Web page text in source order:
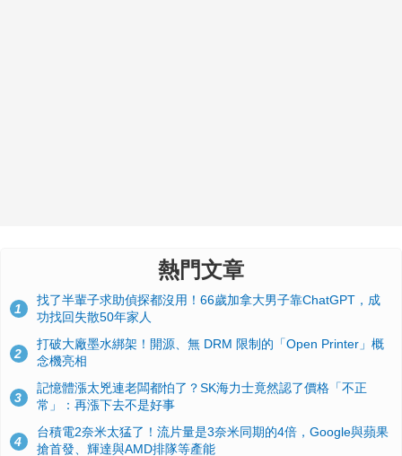
熱門文章
1
找了半輩子求助偵探都沒用！66歲加拿大男子靠ChatGPT，成
功找回失散50年家人
2
打破大廠墨水綁架！開源、無 DRM 限制的「Open Printer」概
念機亮相
3
記憶體漲太兇連老闆都怕了？SK海力士竟然認了價格「不正
常」：再漲下去不是好事
4
台積電2奈米太猛了！流片量是3奈米同期的4倍，Google與蘋果
搶首發、輝達與AMD排隊等產能